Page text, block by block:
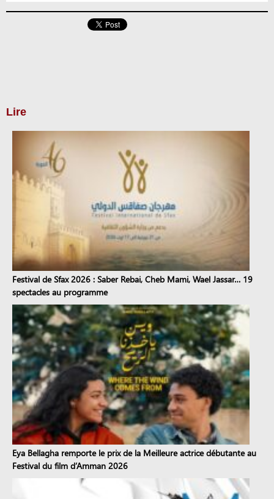
Lire
Festival de Sfax 2026 : Saber Rebai, Cheb Mami, Wael Jassar… 19
spectacles au programme
Eya Bellagha remporte le prix de la Meilleure actrice débutante au
Festival du film d’Amman 2026